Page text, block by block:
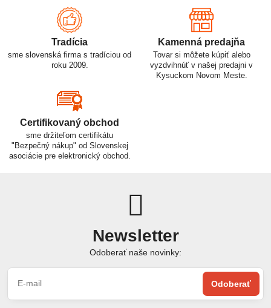
Tradícia
sme slovenská firma s tradíciou od
roku 2009.
Kamenná predajňa
Tovar si môžete kúpiť alebo
vyzdvihnúť v našej predajni v
Kysuckom Novom Meste.
Certifikovaný obchod
sme držiteľom certifikátu
"Bezpečný nákup" od Slovenskej
asociácie pre elektronický obchod.
Newsletter
Odoberať naše novinky:
Odoberať